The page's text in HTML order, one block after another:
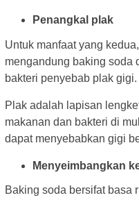
Penangkal plak
Untuk manfaat yang
mengandung baking soda
bakteri penyebab plak gigi.
Plak adalah lapisan
makanan dan bakteri di
dapat menyebabkan gigi
Menyeimbangkan
Baking soda bersifat basa